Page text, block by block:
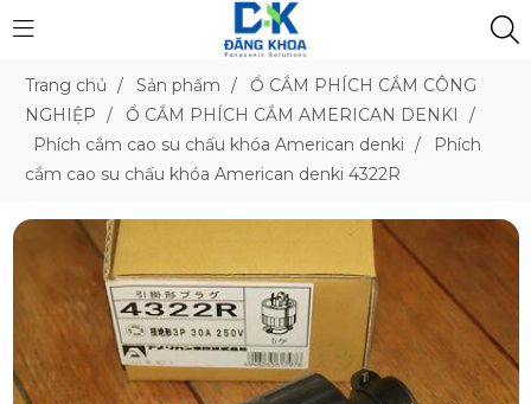
Trang chủ / Sản phẩm /
Ổ CẮM PHÍCH CẮM CÔNG
NGHIỆP / Ổ CẮM PHÍCH CẮM AMERICAN DENKI
/
Phích cắm cao su chấu khóa American denki /
Phích
cắm cao su chấu khóa American denki 4322R